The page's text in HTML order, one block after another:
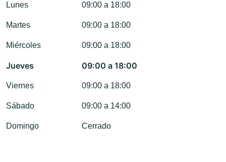
Lunes 09:00 a 18:00
Martes 09:00 a 18:00
Miércoles 09:00 a 18:00
Jueves 09:00 a 18:00
Viernes 09:00 a 18:00
Sábado 09:00 a 14:00
Domingo Cerrado